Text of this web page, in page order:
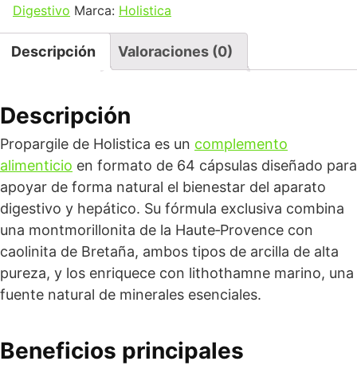
Digestivo Marca: Holistica
Descripción Valoraciones (0)
Descripción
Propargile de Holistica es un complemento
alimenticio en formato de 64 cápsulas diseñado para
apoyar de forma natural el bienestar del aparato
digestivo y hepático. Su fórmula exclusiva combina
una montmorillonita de la Haute‑Provence con
caolinita de Bretaña, ambos tipos de arcilla de alta
pureza, y los enriquece con lithothamne marino, una
fuente natural de minerales esenciales.
Beneficios principales